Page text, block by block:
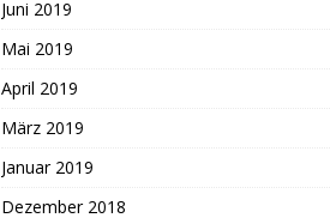
Juni 2019
Mai 2019
April 2019
März 2019
Januar 2019
Dezember 2018